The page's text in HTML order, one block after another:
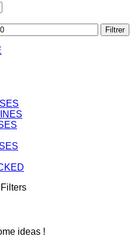
plus
Filtrer
ideas !